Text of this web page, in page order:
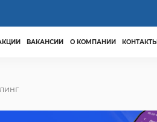
ВАКАНСИИ О КОМПАНИИ КОНТАКТЫ